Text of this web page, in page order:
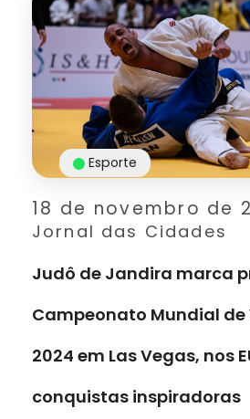
18 de novembro de
Jornal das Cidades
Esporte
Judô de Jandira marca
Campeonato Mundial de
2024 em Las Vegas, nos
conquistas inspiradoras